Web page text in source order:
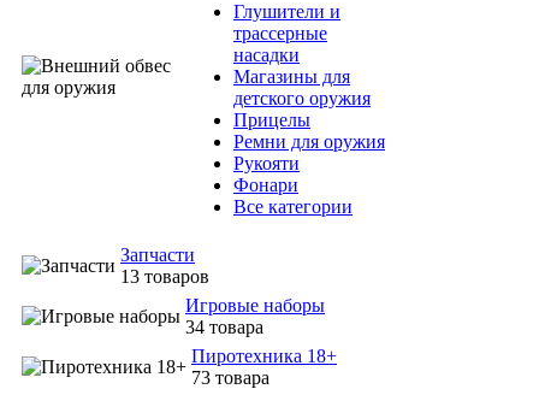
Глушители и
трассерные
насадки
Магазины для
детского оружия
Прицелы
Ремни для оружия
Рукояти
Фонари
Все категории
Запчасти
13 товаров
Игровые наборы
34 товара
Пиротехника 18+
73 товара